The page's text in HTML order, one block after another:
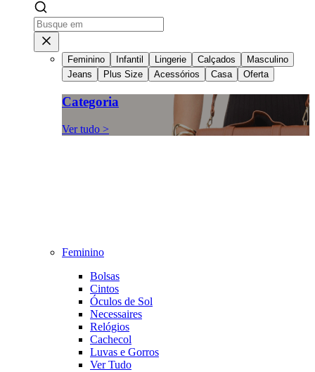
Feminino Infantil Lingerie Calçados
Masculino
Jeans
Plus Size Acessórios Casa Oferta
Categoria
Ver tudo >
Feminino
Bolsas
Cintos
Óculos de Sol
Necessaires
Relógios
Cachecol
Luvas e Gorros
Ver Tudo